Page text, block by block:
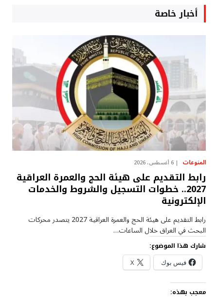
أخبار خاصة
المنوعات 6 أغسطس، 2026
رابط التقديم على هيئة الحج والعمرة العراقية
2027.. خطوات التسجيل والشروط والخدمات
الإلكترونية
رابط التقديم على هيئة الحج والعمرة العراقية 2027 يتصدر محركات
البحث في العراق خلال الساعات…
شارك هذا الموضوع:
فيس بوك X
معجب بهذه: